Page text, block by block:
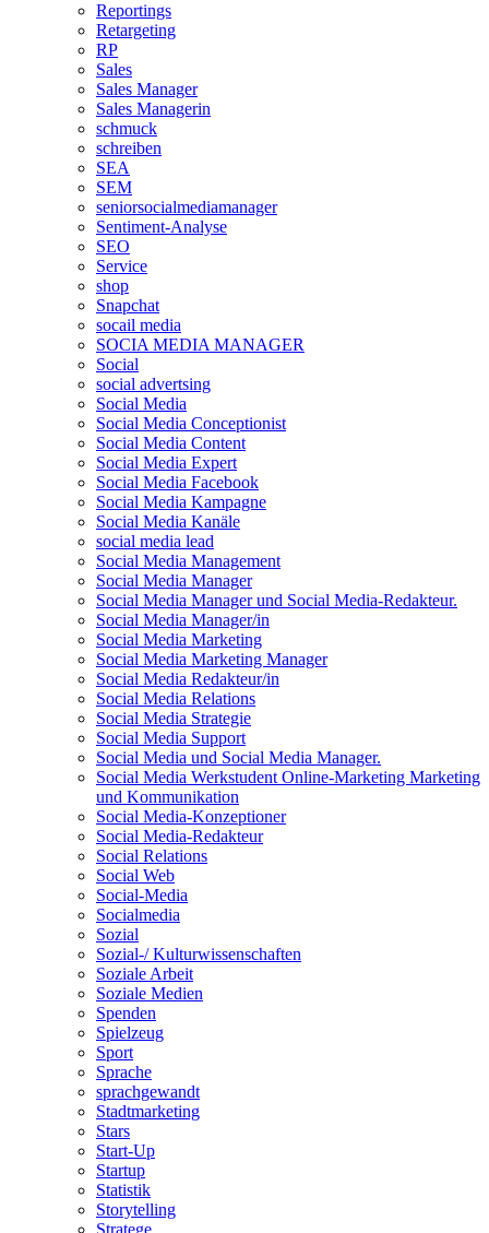
Reportings
Retargeting
RP
Sales
Sales Manager
Sales Managerin
schmuck
schreiben
SEA
SEM
seniorsocialmediamanager
Sentiment-Analyse
SEO
Service
shop
Snapchat
socail media
SOCIA MEDIA MANAGER
Social
social advertsing
Social Media
Social Media Conceptionist
Social Media Content
Social Media Expert
Social Media Facebook
Social Media Kampagne
Social Media Kanäle
social media lead
Social Media Management
Social Media Manager
Social Media Manager und Social Media-Redakteur.
Social Media Manager/in
Social Media Marketing
Social Media Marketing Manager
Social Media Redakteur/in
Social Media Relations
Social Media Strategie
Social Media Support
Social Media und Social Media Manager.
Social Media Werkstudent Online-Marketing Marketing
und Kommunikation
Social Media-Konzeptioner
Social Media-Redakteur
Social Relations
Social Web
Social-Media
Socialmedia
Sozial
Sozial-/ Kulturwissenschaften
Soziale Arbeit
Soziale Medien
Spenden
Spielzeug
Sport
Sprache
sprachgewandt
Stadtmarketing
Stars
Start-Up
Startup
Statistik
Storytelling
Stratege